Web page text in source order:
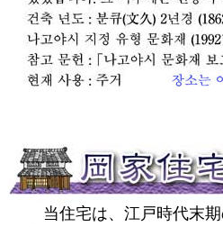
当住宅は、江戸時代末